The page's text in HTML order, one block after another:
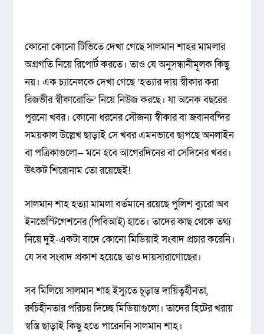
কোনো কোনো টিভিতে দেখা গেছে সালমান শাহর মামলার
অগ্রগতি নিয়ে রিপোর্ট করতে। তাও যে অনুসন্ধানীমূলক কিছু
নয়। এক চ্যানেলকে দেখা গেছে ‘হত্যার দায় স্বীকার করা
রিজভীর স্বীকারোক্তি’ নিয়ে নিউজ করছে। যা অনেক বছরের
পুরনো খবর। কোনো ধরনের সৌজন্য স্বীকার বা জবানবন্দির
সময়কাল উল্লেখ ছাড়াই সে খবর এমনভাবে ছাপছে অনলাইন
বা পত্রিকাগুলো— মনে হবে আগেরদিনের বা সেদিনের খবর।
উৎকট শিরোনাম তো রয়েছেই!
সালমান শাহ হত্যা মামলা বর্তমানে রয়েছে পুলিশ ব্যুরো অব
ইনভেস্টিগেশনের (পিবিআই) হাতে। তাদের কাছ থেকে তথ্য
নিয়ে দুই-একটা বাদে কোনো মিডিয়াই সংবাদ প্রচার করেনি।
যে সব সংবাদ প্রকাশ হয়েছে তাও দায়সারাগোছের।
সব মিলিয়ে সালমান শাহ ইস্যুতে চূড়ান্ত দায়িত্বহীনতা,
রুচিহীনতার পরিচয় দিচ্ছে মিডিয়াগুলো। তাদের হিটের খরায়
স্বস্তি ছাড়াই কিছু হতে পারেননি সালমান শাহ।